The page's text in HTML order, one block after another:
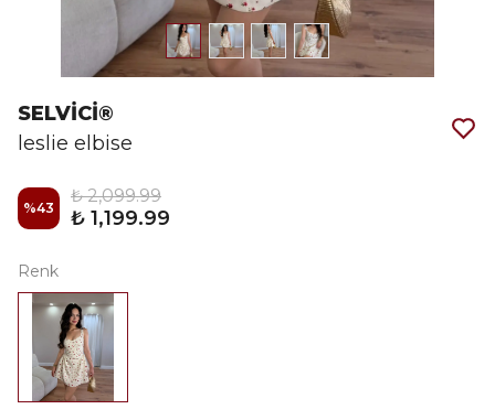
SELVİCİ®
leslie elbise
%43
₺ 2,099.99
₺ 1,199.99
Renk